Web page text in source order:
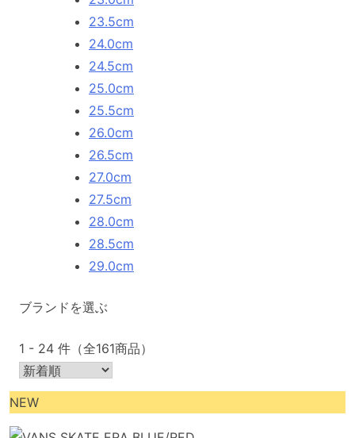
23.5cm
24.0cm
24.5cm
25.0cm
25.5cm
26.0cm
26.5cm
27.0cm
27.5cm
28.0cm
28.5cm
29.0cm
ブランドを選ぶ
1 - 24 件（全161商品）
NEW